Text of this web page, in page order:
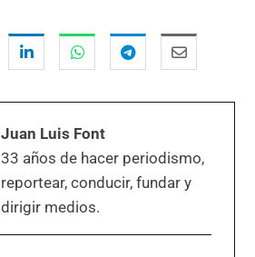
Juan Luis Font
33 años de hacer periodismo,
reportear, conducir, fundar y
dirigir medios.